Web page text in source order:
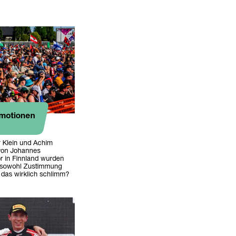
Klein und Achim
Johannes
in Finnland wurden
Zustimmung
wirklich schlimm?